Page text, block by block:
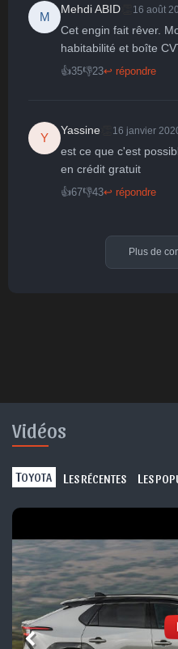
M
Mehdi ABID 16 août
Cet engin fait rêver.
habitabilité et boîte
👍35👎23↩ répondre
Y
Yassine 16 janvier
est ce que c'est
en crédit gratuit
👍67👎43↩ répondre
Plus de
Vidéos
TOYOTA L ES RÉCENTES L ES